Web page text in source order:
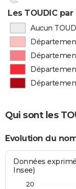
Les TOUDIC
Aucun
Qui sont les
Evolution du
Données
Insee)
20